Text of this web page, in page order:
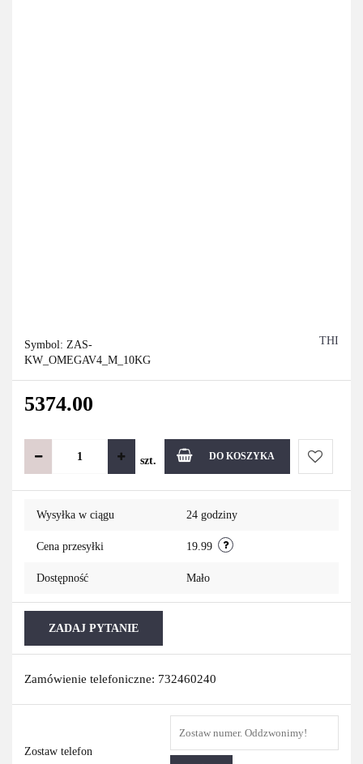
Symbol: ZAS-
KW_OMEGAV4_M_10KG
THI
5374.00
szt. DO KOSZYKA
Do
Wysyłka w ciągu 24 godziny
Cena przesyłki 19.99
Dostępność Mało
ZADAJ PYTANIE
Zamówienie telefoniczne: 732460240
Zostaw telefon